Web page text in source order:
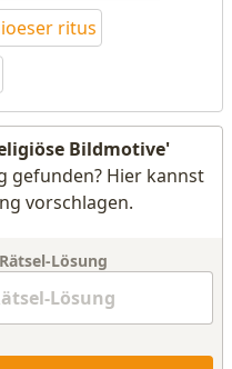
ritus
Bildmotive'
gefunden? Hier kannst
vorschlagen.
Rätsel-Lösung